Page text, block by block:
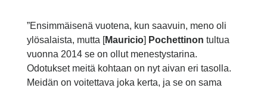
”Ensimmäisenä vuotena, kun saavuin, meno oli
ylösalaista, mutta [Mauricio] Pochettinon tultua
vuonna 2014 se on ollut menestystarina.
Odotukset meitä kohtaan on nyt aivan eri tasolla.
Meidän on voitettava joka kerta, ja se on sama